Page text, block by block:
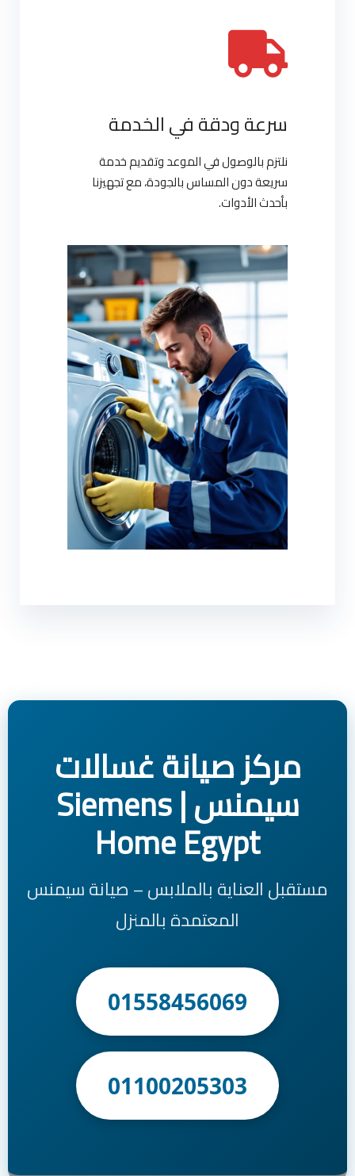
سرعة ودقة في الخدمة
نلتزم بالوصول في الموعد وتقديم خدمة
سريعة دون المساس بالجودة، مع تجهيزنا
بأحدث الأدوات.
مركز صيانة غسالات
سيمنس | Siemens
Home Egypt
مستقبل العناية بالملابس – صيانة سيمنس
المعتمدة بالمنزل
01558456069
01100205303